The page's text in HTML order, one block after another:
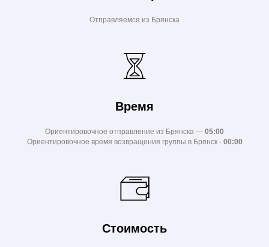
Отправляемся из Брянска
Время
Ориентировочное отправление из Брянска — 05:00
Ориентировочное время возвращения группы в Брянск - 00:00
Стоимость